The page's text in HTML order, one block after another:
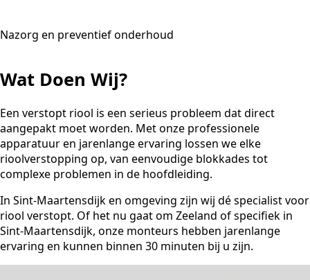
Nazorg en preventief onderhoud
Wat Doen Wij?
Een verstopt riool is een serieus probleem dat direct
aangepakt moet worden. Met onze professionele
apparatuur en jarenlange ervaring lossen we elke
rioolverstopping op, van eenvoudige blokkades tot
complexe problemen in de hoofdleiding.
In Sint-Maartensdijk en omgeving zijn wij dé specialist voor
riool verstopt. Of het nu gaat om Zeeland of specifiek in
Sint-Maartensdijk, onze monteurs hebben jarenlange
ervaring en kunnen binnen 30 minuten bij u zijn.